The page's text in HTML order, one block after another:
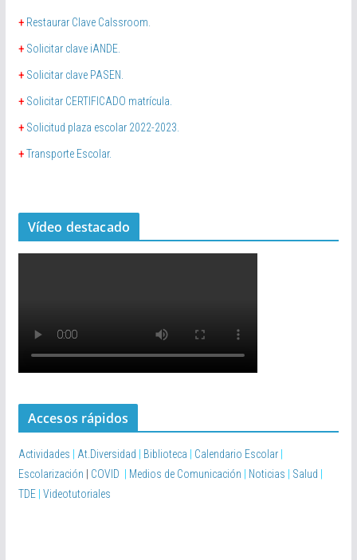
+ Restaurar Clave Calssroom.
+ Solicitar clave iANDE.
+ Solicitar clave PASEN.
+ Solicitar CERTIFICADO matrícula.
+ Solicitud plaza escolar 2022-2023.
+Transporte Escolar.
Vídeo destacado
Accesos rápidos
Actividades At.Diversidad Biblioteca Calendario Escolar
Escolarización
COVID Medios de Comunicación Noticias Salud
TDE Videotutoriales